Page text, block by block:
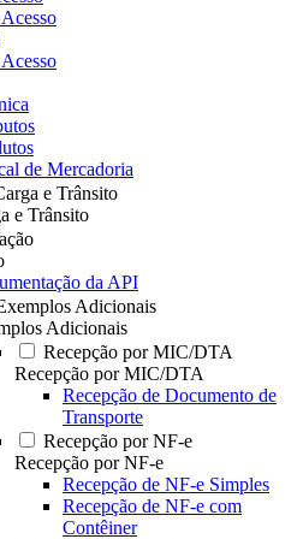
de Mercadoria
e Trânsito
e Trânsito
da API
Adicionais
Adicionais
Recepção por MIC/DTA
Recepção por MIC/DTA
Recepção de Documento de
Transporte
Recepção por NF-e
Recepção por NF-e
Recepção de NF-e Simples
Recepção de NF-e com
Contêiner